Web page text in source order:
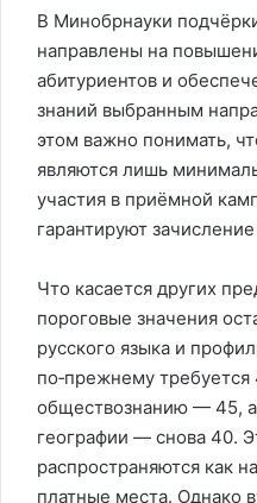
В Минобрнауки
направлены на
абитуриентов и
знаний выбранным
этом важно понимать,
являются лишь
участия в приёмной
гарантируют зачисление
Что касается других
пороговые значения
русского языка и
по‑прежнему требуется
обществознанию — 45, а
географии — снова 40.
распространяются как
платные места. Однако